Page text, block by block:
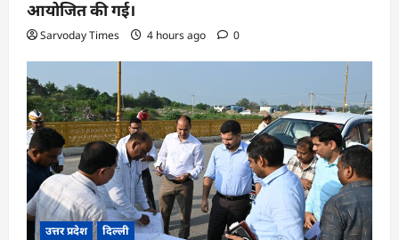
आयोजित की गई।
Sarvoday Times 4 hours ago 0
उत्तर प्रदेश दिल्ली